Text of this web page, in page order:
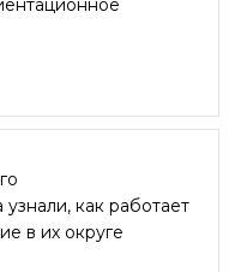
как работает
в их округе